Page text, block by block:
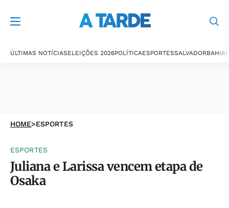
ÚLTIMAS NOTÍCIASELEIÇÕES 2026POLÍTICAESPORTESSALVADORBAHIA
HOME>ESPORTES
ESPORTES
Juliana e Larissa vencem etapa de
Osaka